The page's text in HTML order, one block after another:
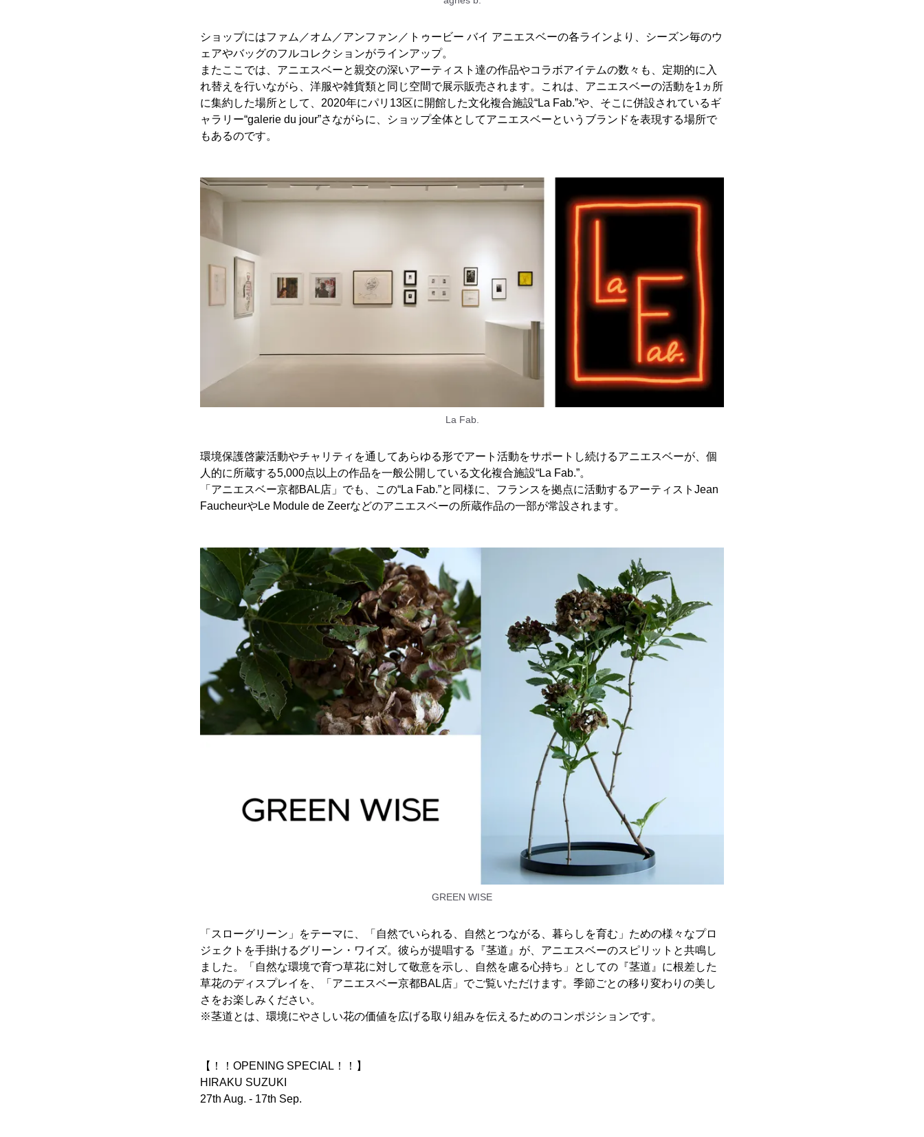
ショップにはファム／オム／アンファン／トゥービー バイ アニエスベーの各ラインより、シーズン毎のウ
ェアやバッグのフルコレクションがラインアップ。
またここでは、アニエスベーと親交の深いアーティスト達の作品やコラボアイテムの数々も、定期的に入
れ替えを行いながら、洋服や雑貨類と同じ空間で展示販売されます。これは、アニエスベーの活動を1ヵ所
に集約した場所として、2020年にパリ13区に開館した文化複合施設“La Fab.”や、そこに併設されているギ
ャラリー“galerie du jour”さながらに、ショップ全体としてアニエスベーというブランドを表現する場所で
もあるのです。
La Fab.
環境保護啓蒙活動やチャリティを通してあらゆる形でアート活動をサポートし続けるアニエスベーが、個
人的に所蔵する5,000点以上の作品を一般公開している文化複合施設“La Fab.”。
「アニエスベー京都BAL店」でも、この“La Fab.”と同様に、フランスを拠点に活動するアーティストJean
FaucheurやLe Module de Zeerなどのアニエスベーの所蔵作品の一部が常設されます。
GREEN WISE
「スローグリーン」をテーマに、「自然でいられる、自然とつながる、暮らしを育む」ための様々なプロ
ジェクトを手掛けるグリーン・ワイズ。彼らが提唱する『茎道』が、アニエスベーのスピリットと共鳴し
ました。「自然な環境で育つ草花に対して敬意を示し、自然を慮る心持ち」としての『茎道』に根差した
草花のディスプレイを、「アニエスベー京都BAL店」でご覧いただけます。季節ごとの移り変わりの美し
さをお楽しみください。
※茎道とは、環境にやさしい花の価値を広げる取り組みを伝えるためのコンポジションです。
【！！OPENING SPECIAL！！】
HIRAKU SUZUKI
27th Aug. - 17th Sep.